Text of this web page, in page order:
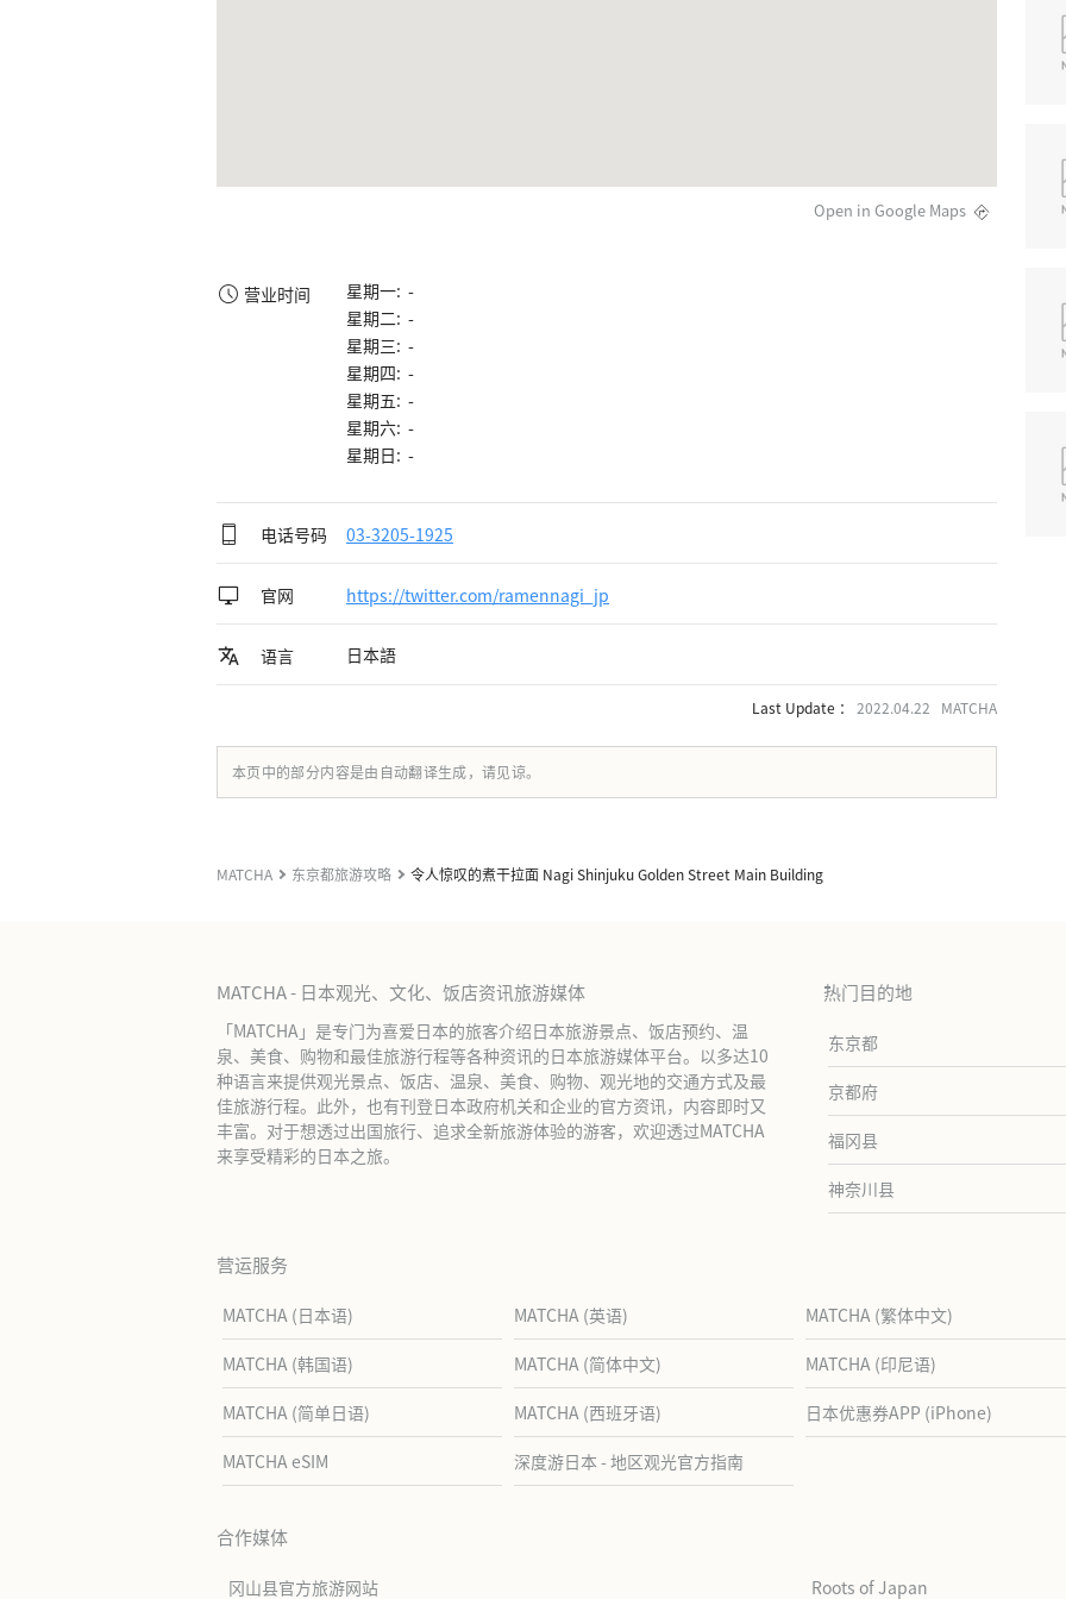
Open in Google Maps
营业时间
星期一: -
星期二: -
星期三: -
星期四: -
星期五: -
星期六: -
星期日: -
电话号码 03-3205-1925
官网 https://twitter.com/ramennagi_jp
语言 日本語
Last Update ： 2022.04.22 MATCHA
本页中的部分内容是由自动翻译生成，请见谅。
MATCHA 东京都旅游攻略 令人惊叹的煮干拉面 Nagi Shinjuku Golden Street Main Building
MATCHA - 日本观光、文化、饭店资讯旅游媒体
「MATCHA」是专门为喜爱日本的旅客介绍日本旅游景点、饭店预约、温
泉、美食、购物和最佳旅游行程等各种资讯的日本旅游媒体平台。以多达10
种语言来提供观光景点、饭店、温泉、美食、购物、观光地的交通方式及最
佳旅游行程。此外，也有刊登日本政府机关和企业的官方资讯，内容即时又
丰富。对于想透过出国旅行、追求全新旅游体验的游客，欢迎透过MATCHA
来享受精彩的日本之旅。
热门目的地
东京都
京都府
福冈县
神奈川县
营运服务
MATCHA (日本语) MATCHA (英语) MATCHA (繁体中文)
MATCHA (韩国语) MATCHA (简体中文) MATCHA (印尼语)
MATCHA (简单日语) MATCHA (西班牙语) 日本优惠券APP (iPhone)
MATCHA eSIM 深度游日本 - 地区观光官方指南
合作媒体
冈山县官方旅游网站 Roots of Japan